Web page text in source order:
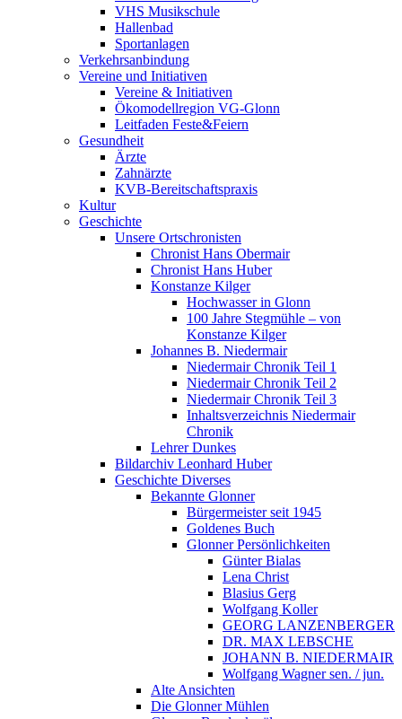
VHS Musikschule
Hallenbad
Sportanlagen
Verkehrsanbindung
Vereine und Initiativen
Vereine & Initiativen
Ökomodellregion VG-Glonn
Leitfaden Feste&Feiern
Gesundheit
Ärzte
Zahnärzte
KVB-Bereitschaftspraxis
Kultur
Geschichte
Unsere Ortschronisten
Chronist Hans Obermair
Chronist Hans Huber
Konstanze Kilger
Hochwasser in Glonn
100 Jahre Stegmühle – von
Konstanze Kilger
Johannes B. Niedermair
Niedermair Chronik Teil 1
Niedermair Chronik Teil 2
Niedermair Chronik Teil 3
Inhaltsverzeichnis Niedermair
Chronik
Lehrer Dunkes
Bildarchiv Leonhard Huber
Geschichte Diverses
Bekannte Glonner
Bürgermeister seit 1945
Goldenes Buch
Glonner Persönlichkeiten
Günter Bialas
Lena Christ
Blasius Gerg
Wolfgang Koller
GEORG LANZENBERGER
DR. MAX LEBSCHE
JOHANN B. NIEDERMAIR
Wolfgang Wagner sen. / jun.
Alte Ansichten
Die Glonner Mühlen